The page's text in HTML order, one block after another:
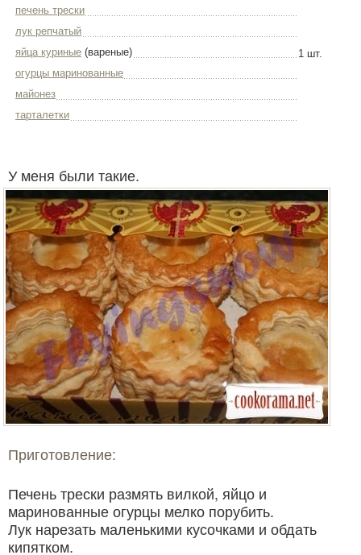
печень трески
лук репчатый
яйца куриные (вареные)
1 шт.
огурцы маринованные
майонез
тарталетки
У меня были такие.
Приготовление:
Печень трески размять вилкой, яйцо и
маринованные огурцы мелко порубить.
Лук нарезать маленькими кусочками и обдать
кипятком.